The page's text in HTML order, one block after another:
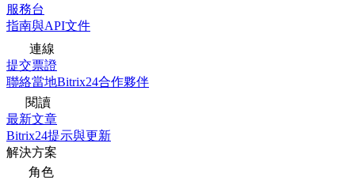
服務台
指南與API文件
連線
提交票證
聯絡當地Bitrix24合作夥伴
閱讀
最新文章
Bitrix24提示與更新
解決方案
角色